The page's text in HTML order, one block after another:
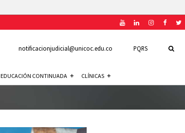
PQRS
notificacionjudicial@unicoc.edu.co
EDUCACIÓN CONTINUADA CLÍNICAS